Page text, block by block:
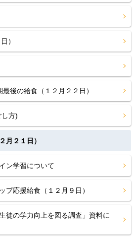
）
後の給食（１２月２２日）
方)
月２１日）
ン学習について
プ応援給食（１２月９日）
徒の学力向上を図る調査」資料に